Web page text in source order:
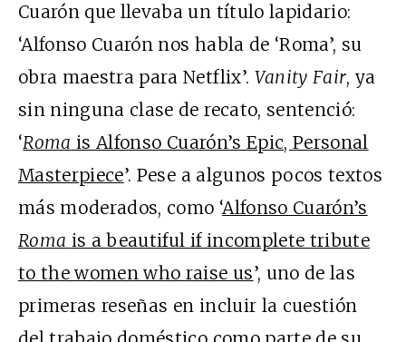
Cuarón que llevaba un título lapidario:
‘Alfonso Cuarón nos habla de ‘Roma’, su
obra maestra para Netflix’. Vanity Fair, ya
sin ninguna clase de recato, sentenció:
‘Roma is Alfonso Cuarón’s Epic, Personal
Masterpiece’. Pese a algunos pocos textos
más moderados, como ‘Alfonso Cuarón’s
Roma is a beautiful if incomplete tribute
to the women who raise us’, uno de las
primeras reseñas en incluir la cuestión